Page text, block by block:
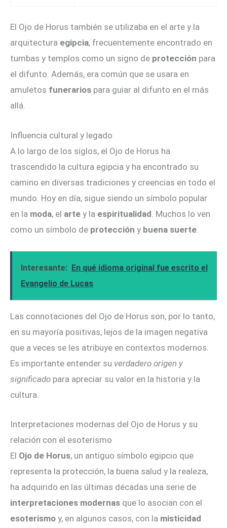
El Ojo de Horus también se utilizaba en el arte y la
arquitectura egipcia, frecuentemente encontrado en
tumbas y templos como un signo de protección para
el difunto. Además, era común que se usara en
amuletos funerarios para guiar al difunto en el más
allá.
Influencia cultural y legado
A lo largo de los siglos, el Ojo de Horus ha
trascendido la cultura egipcia y ha encontrado su
camino en diversas tradiciones y creencias en todo el
mundo. Hoy en día, sigue siendo un símbolo popular
en la moda, el arte y la espiritualidad . Muchos lo ven
como un símbolo de protección y buena suerte
Interesante: En qué idioma original fue escrito el
Evangelio de Lucas
Las connotaciones del Ojo de Horus son, por lo tanto,
en su mayoría positivas, lejos de la imagen negativa
que a veces se les atribuye en contextos modernos.
Es importante entender su verdadero origen y
significado para apreciar su valor en la historia y la
cultura.
Interpretaciones modernas del Ojo de Horus y su
relación con el esoterismo
El Ojo de Horus, un antiguo símbolo egipcio que
representa la protección, la buena salud y la realeza,
ha adquirido en las últimas décadas una serie de
interpretaciones modernas que lo asocian con el
esoterismo y, en algunos casos, con la misticidad